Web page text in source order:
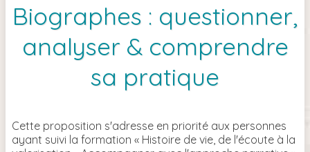
Biographes : questionner,
analyser & comprendre
sa pratique
Cette proposition s'adresse en priorité aux personnes
ayant suivi la formation « Histoire de vie, de l'écoute à la